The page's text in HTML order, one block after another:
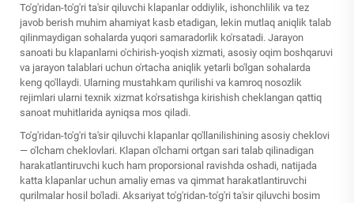
To'g'ridan-to'g'ri ta'sir qiluvchi klapanlar oddiylik, ishonchlilik va tez
javob berish muhim ahamiyat kasb etadigan, lekin mutlaq aniqlik talab
qilinmaydigan sohalarda yuqori samaradorlik ko'rsatadi. Jarayon
sanoati bu klapanlarni o'chirish-yoqish xizmati, asosiy oqim boshqaruvi
va jarayon talablari uchun o'rtacha aniqlik yetarli bo'lgan sohalarda
keng qo'llaydi. Ularning mustahkam qurilishi va kamroq nosozlik
rejimlari ularni texnik xizmat ko'rsatishga kirishish cheklangan qattiq
sanoat muhitlarida ayniqsa mos qiladi.
To'g'ridan-to'g'ri ta'sir qiluvchi klapanlar qo'llanilishining asosiy cheklovi
— o'lcham cheklovlari. Klapan o'lchami ortgan sari talab qilinadigan
harakatlantiruvchi kuch ham proporsional ravishda oshadi, natijada
katta klapanlar uchun amaliy emas va qimmat harakatlantiruvchi
qurilmalar hosil bo'ladi. Aksariyat to'g'ridan-to'g'ri ta'sir qiluvchi bosim